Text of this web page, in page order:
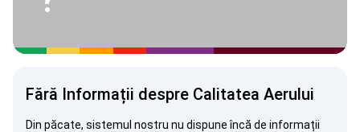
Fără Informații despre Calitatea Aerului
Din păcate, sistemul nostru nu dispune încă de informații